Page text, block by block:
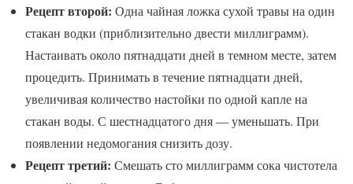
Рецепт второй: Одна чайная ложка сухой травы на один
стакан водки (приблизительно двести миллиграмм).
Настаивать около пятнадцати дней в темном месте, затем
процедить. Принимать в течение пятнадцати дней,
увеличивая количество настойки по одной капле на
стакан воды. С шестнадцатого дня — уменьшать. При
появлении недомогания снизить дозу.
Рецепт третий: Смешать сто миллиграмм сока чистотела